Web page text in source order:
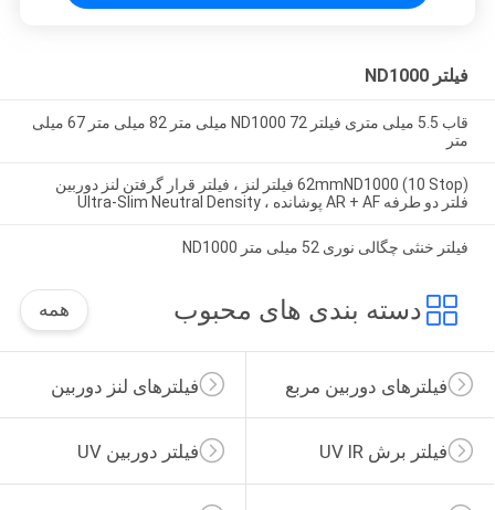
فیلتر ND1000
قاب 5.5 میلی متری فیلتر ND1000 72 میلی متر 82 میلی متر 67 میلی
متر
62mmND1000 (10 Stop) فیلتر لنز ، فیلتر قرار گرفتن لنز دوربین
فلتر دو طرفه AR + AF پوشانده ، Ultra-Slim Neutral Density
فیلتر خنثی چگالی نوری 52 میلی متر ND1000
دسته بندی های محبوب همه
فیلترهای لنز دوربین فیلترهای دوربین مربع
فیلتر دوربین UV فیلتر برش UV IR